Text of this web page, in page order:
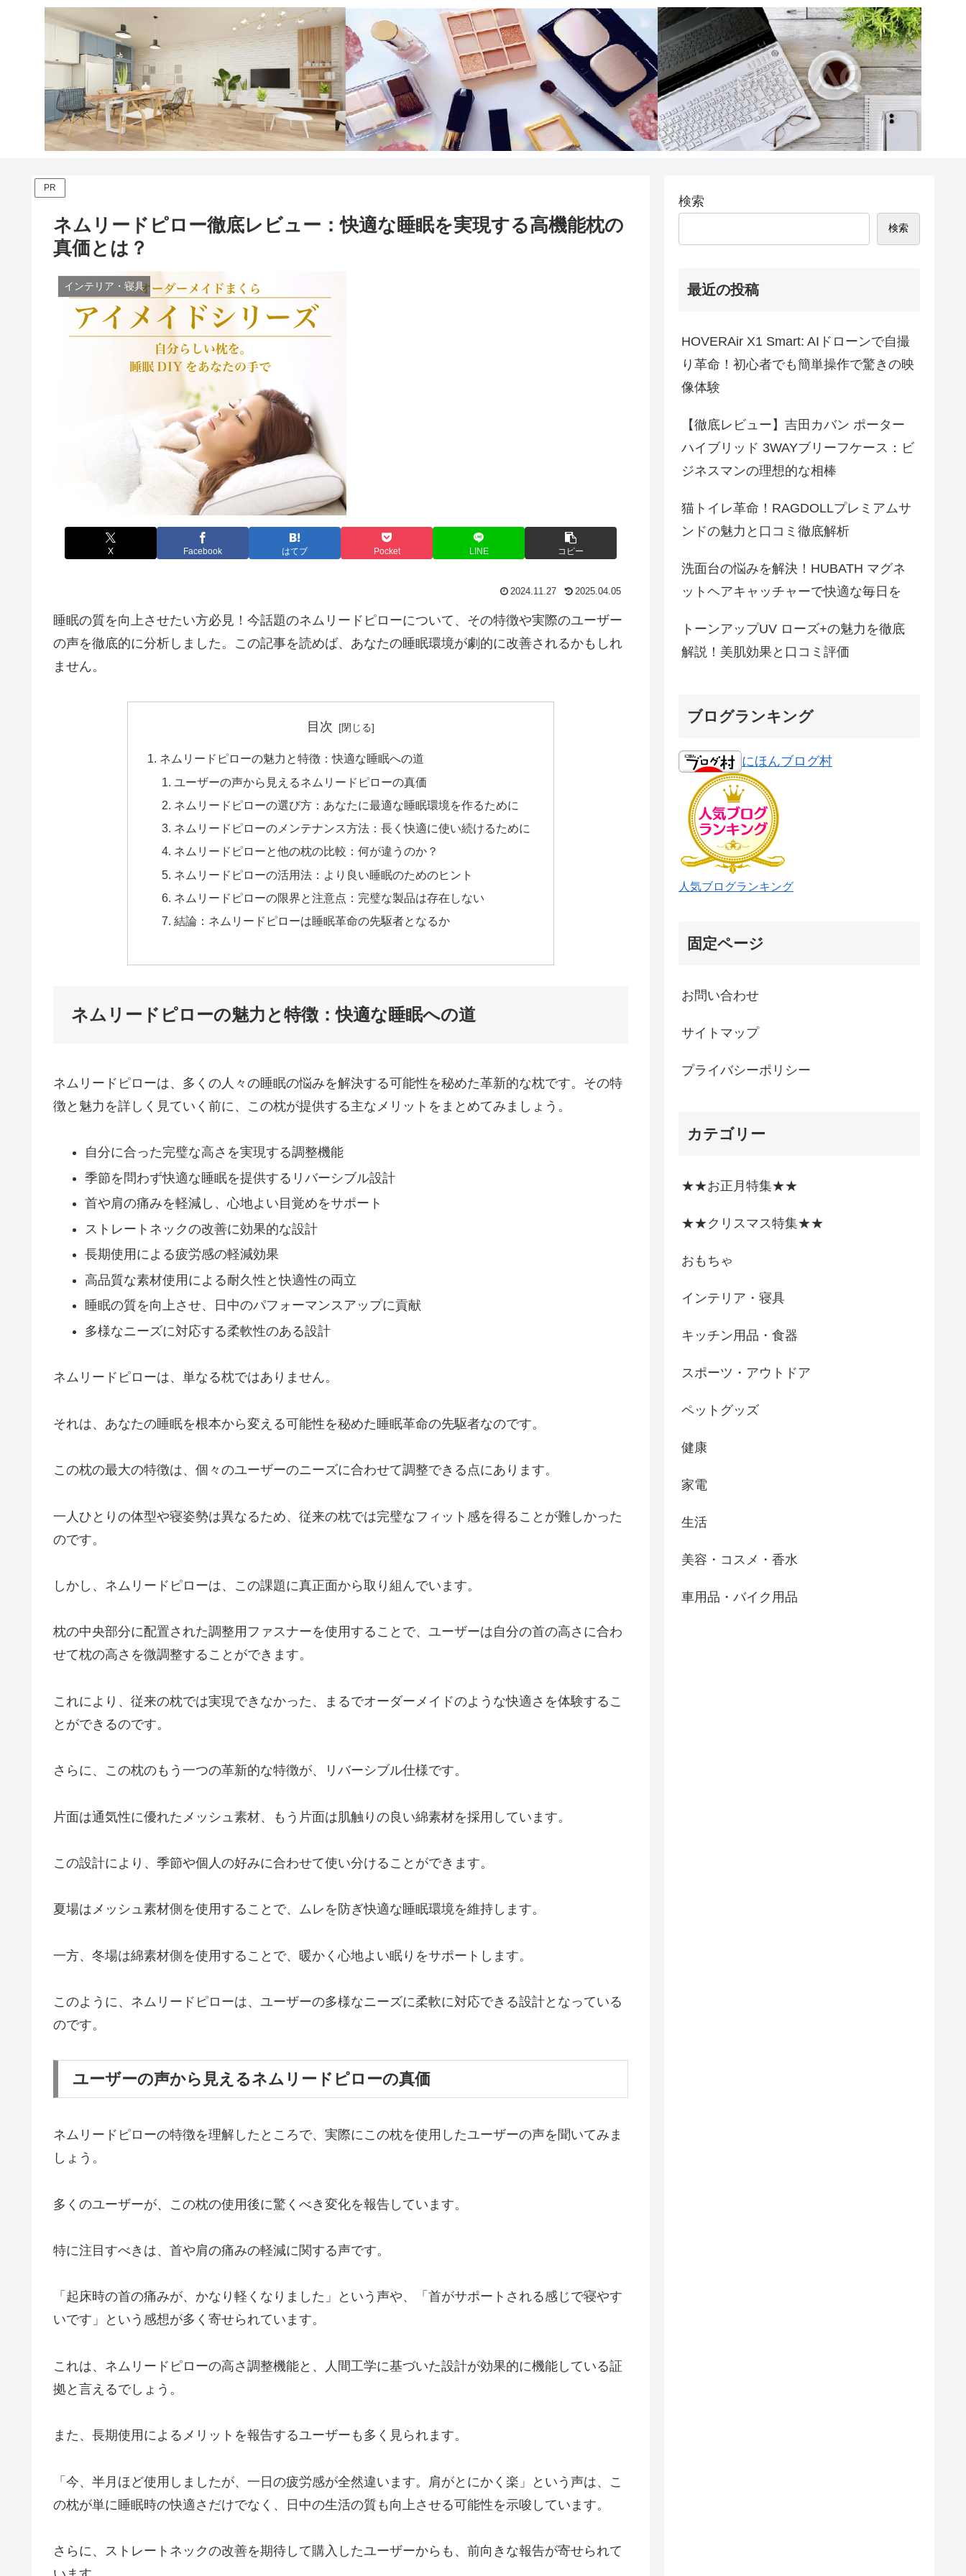
PR
ネムリードピロー徹底レビュー：快適な睡眠を実現する高機能枕の
真価とは？
インテリア・寝具
X Facebook はてブ Pocket LINE コピー
2024.11.27 2025.04.05
睡眠の質を向上させたい方必見！今話題のネムリードピローについて、その特徴や実際のユーザー
の声を徹底的に分析しました。この記事を読めば、あなたの睡眠環境が劇的に改善されるかもしれ
ません。
目次
ネムリードピローの魅力と特徴：快適な睡眠への道
ユーザーの声から見えるネムリードピローの真価
ネムリードピローの選び方：あなたに最適な睡眠環境を作るために
ネムリードピローのメンテナンス方法：長く快適に使い続けるために
ネムリードピローと他の枕の比較：何が違うのか？
ネムリードピローの活用法：より良い睡眠のためのヒント
ネムリードピローの限界と注意点：完璧な製品は存在しない
結論：ネムリードピローは睡眠革命の先駆者となるか
ネムリードピローの魅力と特徴：快適な睡眠への道
ネムリードピローは、多くの人々の睡眠の悩みを解決する可能性を秘めた革新的な枕です。その特
徴と魅力を詳しく見ていく前に、この枕が提供する主なメリットをまとめてみましょう。
自分に合った完璧な高さを実現する調整機能
季節を問わず快適な睡眠を提供するリバーシブル設計
首や肩の痛みを軽減し、心地よい目覚めをサポート
ストレートネックの改善に効果的な設計
長期使用による疲労感の軽減効果
高品質な素材使用による耐久性と快適性の両立
睡眠の質を向上させ、日中のパフォーマンスアップに貢献
多様なニーズに対応する柔軟性のある設計
ネムリードピローは、単なる枕ではありません。
それは、あなたの睡眠を根本から変える可能性を秘めた睡眠革命の先駆者なのです。
この枕の最大の特徴は、個々のユーザーのニーズに合わせて調整できる点にあります。
一人ひとりの体型や寝姿勢は異なるため、従来の枕では完璧なフィット感を得ることが難しかった
のです。
しかし、ネムリードピローは、この課題に真正面から取り組んでいます。
枕の中央部分に配置された調整用ファスナーを使用することで、ユーザーは自分の首の高さに合わ
せて枕の高さを微調整することができます。
これにより、従来の枕では実現できなかった、まるでオーダーメイドのような快適さを体験するこ
とができるのです。
さらに、この枕のもう一つの革新的な特徴が、リバーシブル仕様です。
片面は通気性に優れたメッシュ素材、もう片面は肌触りの良い綿素材を採用しています。
この設計により、季節や個人の好みに合わせて使い分けることができます。
夏場はメッシュ素材側を使用することで、ムレを防ぎ快適な睡眠環境を維持します。
一方、冬場は綿素材側を使用することで、暖かく心地よい眠りをサポートします。
このように、ネムリードピローは、ユーザーの多様なニーズに柔軟に対応できる設計となっている
のです。
ユーザーの声から見えるネムリードピローの真価
ネムリードピローの特徴を理解したところで、実際にこの枕を使用したユーザーの声を聞いてみま
しょう。
多くのユーザーが、この枕の使用後に驚くべき変化を報告しています。
特に注目すべきは、首や肩の痛みの軽減に関する声です。
「起床時の首の痛みが、かなり軽くなりました」という声や、「首がサポートされる感じで寝やす
いです」という感想が多く寄せられています。
これは、ネムリードピローの高さ調整機能と、人間工学に基づいた設計が効果的に機能している証
拠と言えるでしょう。
また、長期使用によるメリットを報告するユーザーも多く見られます。
「今、半月ほど使用しましたが、一日の疲労感が全然違います。肩がとにかく楽」という声は、こ
の枕が単に睡眠時の快適さだけでなく、日中の生活の質も向上させる可能性を示唆しています。
さらに、ストレートネックの改善を期待して購入したユーザーからも、前向きな報告が寄せられて
検索
検索
最近の投稿
HOVERAir X1 Smart: AIドローンで自撮
り革命！初心者でも簡単操作で驚きの映
像体験
【徹底レビュー】吉田カバン ポーター
ハイブリッド 3WAYブリーフケース：ビ
ジネスマンの理想的な相棒
猫トイレ革命！RAGDOLLプレミアムサ
ンドの魅力と口コミ徹底解析
洗面台の悩みを解決！HUBATH マグネ
ットヘアキャッチャーで快適な毎日を
トーンアップUV ローズ+の魅力を徹底
解説！美肌効果と口コミ評価
ブログランキング
にほんブログ村
人気ブログランキング
固定ページ
お問い合わせ
サイトマップ
プライバシーポリシー
カテゴリー
★★お正月特集★★
★★クリスマス特集★★
おもちゃ
インテリア・寝具
キッチン用品・食器
スポーツ・アウトドア
ペットグッズ
健康
家電
生活
美容・コスメ・香水
車用品・バイク用品